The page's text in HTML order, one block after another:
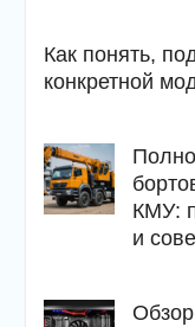
Как понять,
конкретной
КМУ:
и